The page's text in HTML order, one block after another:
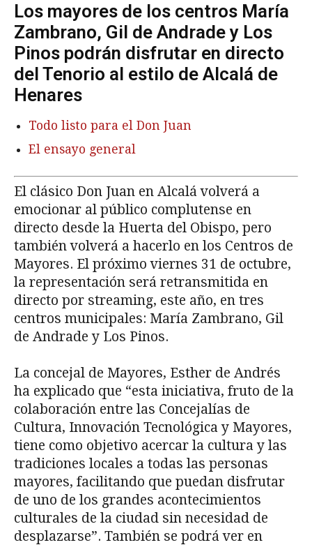
Los mayores de los centros María
Zambrano, Gil de Andrade y Los
Pinos podrán disfrutar en directo
del Tenorio al estilo de Alcalá de
Henares
Todo listo para el Don Juan
El ensayo general
El clásico Don Juan en Alcalá volverá a
emocionar al público complutense en
directo desde la Huerta del Obispo, pero
también volverá a hacerlo en los Centros de
Mayores. El próximo viernes 31 de octubre,
la representación será retransmitida en
directo por streaming, este año, en tres
centros municipales: María Zambrano, Gil
de Andrade y Los Pinos.
La concejal de Mayores, Esther de Andrés
ha explicado que “esta iniciativa, fruto de la
colaboración entre las Concejalías de
Cultura, Innovación Tecnológica y Mayores,
tiene como objetivo acercar la cultura y las
tradiciones locales a todas las personas
mayores, facilitando que puedan disfrutar
de uno de los grandes acontecimientos
culturales de la ciudad sin necesidad de
desplazarse”. También se podrá ver en